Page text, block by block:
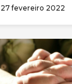
também para
arrastados para
27 fevereiro 2022